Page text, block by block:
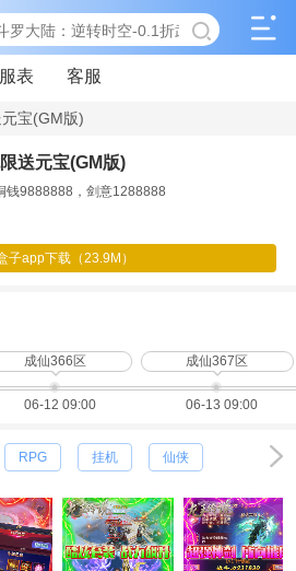
表 客服
宝(GM版)
送元宝(GM版)
钱9888888，剑意1288888
子app下载（23.9M）
成仙366区
06-12 09:00
成仙367区
06-13 09:00
RPG 挂机 仙侠